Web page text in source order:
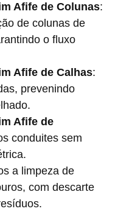
Afife de Colunas:
de colunas de
o fluxo
Afife de Calhas:
prevenindo
Afife de
conduites sem
a limpeza de
com descarte